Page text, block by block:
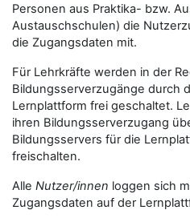
Personen aus Praktika- bzw.
Austauschschulen) die
die Zugangsdaten mit.
Für Lehrkräfte werden in der
Bildungsserverzugänge durch
Lernplattform frei geschaltet.
ihren Bildungsserverzugang
Bildungsservers für die
freischalten.
Alle Nutzer/innen loggen sich
Zugangsdaten auf der